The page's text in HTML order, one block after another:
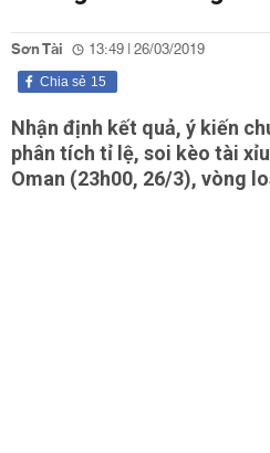
Sơn Tài 13:49 | 26/03/2019
15
Chia sẻ
Nhận định kết quả, ý kiến
phân tích tỉ lệ, soi kèo tài
Oman (23h00, 26/3), vòng